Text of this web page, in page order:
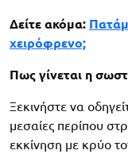
Δείτε ακόμα:
χειρόφρενο;
Πως γίνεται η
Ξεκινήστε να
μεσαίες περίπου
εκκίνηση με κρύο